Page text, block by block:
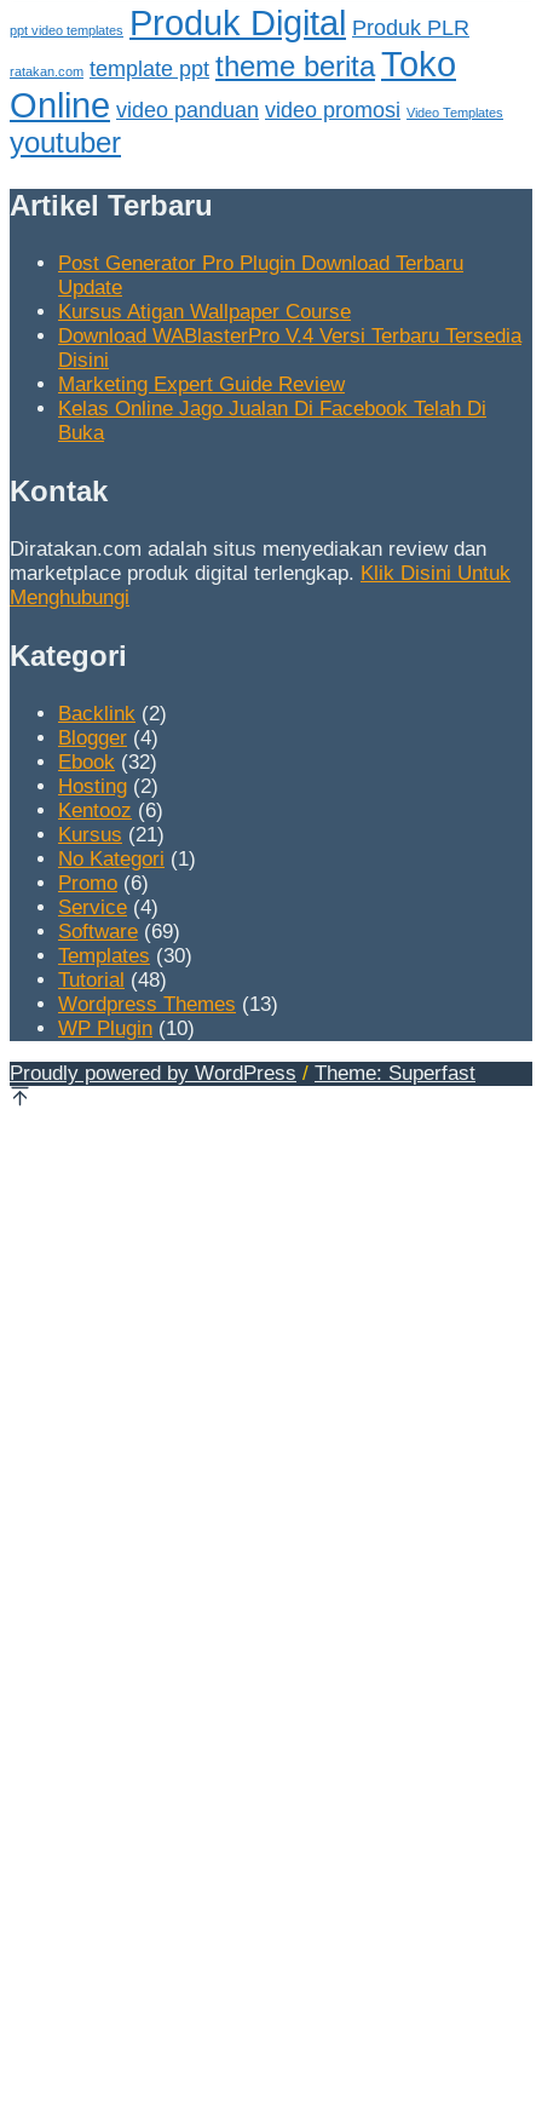
ppt video templates Produk Digital Produk PLR
ratakan.com template ppt theme beritaToko
Online video panduan video promosi Video Templates
youtuber
Artikel Terbaru
Post Generator Pro Plugin Download Terbaru
Update
Kursus Atigan Wallpaper Course
Download WABlasterPro V.4 Versi Terbaru Tersedia
Disini
Marketing Expert Guide Review
Kelas Online Jago Jualan Di Facebook Telah Di
Buka
Kontak
Diratakan.com adalah situs menyediakan review dan
marketplace produk digital terlengkap. Klik Disini Untuk
Menghubungi
Kategori
Backlink (2)
Blogger (4)
Ebook (32)
Hosting (2)
Kentooz (6)
Kursus (21)
No Kategori (1)
Promo (6)
Service (4)
Software (69)
Templates (30)
Tutorial (48)
Wordpress Themes (13)
WP Plugin (10)
Proudly powered by WordPress / Theme: Superfast